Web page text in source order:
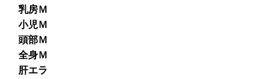
乳房Ｍ
小児Ｍ
頭部Ｍ
全身Ｍ
肝エラ